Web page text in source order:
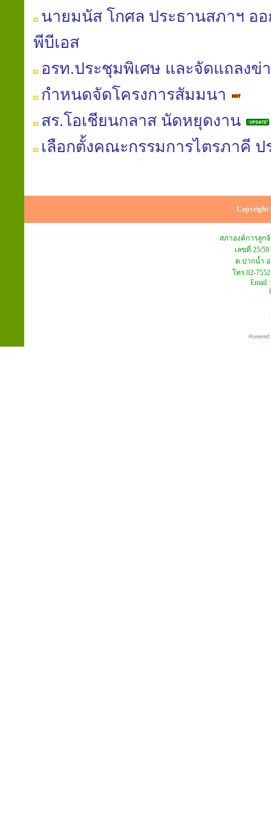
นายมนัส โกศล ประธานสภาฯ อ
พีบีเอส
อรท.ประชุมพิเศษ และจัดแถลงข่
กำหนดจัดโครงการสัมมนา
สร.โอเชียนกลาส นัดหยุดงาน
เลือกตั้งคณะกรรมการไตรภาคี ป
Copyright
สภาองค์การลูก
เลขที่ 25/
ต.ปากน้ำ อ
โทร.02-
Email